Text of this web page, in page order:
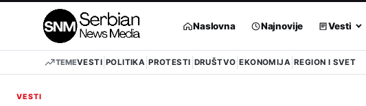
Naslovna Najnovije Vesti
TEMEVESTI POLITIKA PROTESTI DRUŠTVO EKONOMIJA REGION I SVET
VESTI